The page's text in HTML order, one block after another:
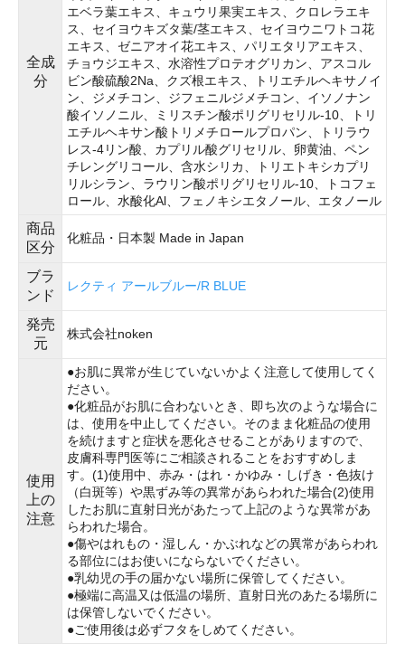
全成
分
エベラ葉エキス、キュウリ果実エキス、クロレラエキ
ス、セイヨウキズタ葉/茎エキス、セイヨウニワトコ花
エキス、ゼニアオイ花エキス、パリエタリアエキス、
チョウジエキス、水溶性プロテオグリカン、アスコル
ビン酸硫酸2Na、クズ根エキス、トリエチルヘキサノイ
ン、ジメチコン、ジフェニルジメチコン、イソノナン
酸イソノニル、ミリスチン酸ポリグリセリル-10、トリ
エチルヘキサン酸トリメチロールプロパン、トリラウ
レス-4リン酸、カプリル酸グリセリル、卵黄油、ペン
チレングリコール、含水シリカ、トリエトキシカプリ
リルシラン、ラウリン酸ポリグリセリル-10、トコフェ
ロール、水酸化Al、フェノキシエタノール、エタノール
商品
区分
化粧品・日本製 Made in Japan
ブラ
ンド
レクティ アールブルー/R BLUE
発売
元
株式会社noken
使用
上の
注意
●お肌に異常が生じていないかよく注意して使用してく
ださい。
●化粧品がお肌に合わないとき、即ち次のような場合に
は、使用を中止してください。そのまま化粧品の使用
を続けますと症状を悪化させることがありますので、
皮膚科専門医等にご相談されることをおすすめしま
す。(1)使用中、赤み・はれ・かゆみ・しげき・色抜け
（白斑等）や黒ずみ等の異常があらわれた場合(2)使用
したお肌に直射日光があたって上記のような異常があ
らわれた場合。
●傷やはれもの・湿しん・かぶれなどの異常があらわれ
る部位にはお使いにならないでください。
●乳幼児の手の届かない場所に保管してください。
●極端に高温又は低温の場所、直射日光のあたる場所に
は保管しないでください。
●ご使用後は必ずフタをしめてください。